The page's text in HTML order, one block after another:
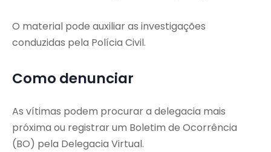
O material pode auxiliar as investigações
conduzidas pela Polícia Civil.
Como denunciar
As vítimas podem procurar a delegacia mais
próxima ou registrar um Boletim de Ocorrência
(BO) pela Delegacia Virtual.